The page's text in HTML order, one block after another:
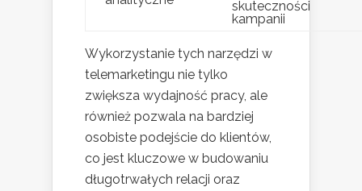
skuteczności
kampanii
Wykorzystanie tych narzędzi w
telemarketingu nie tylko
zwiększa wydajność pracy, ale
również pozwala na bardziej
osobiste podejście do klientów,
co jest kluczowe w budowaniu
długotrwałych relacji oraz